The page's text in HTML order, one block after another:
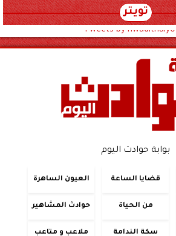
تويتر
Tweets by
بوابة حوادث اليوم
قضايا الساعة العيون الساهرة
من الحياة حوادث المشاهير
سكة الندامة ملاعب و متاعب